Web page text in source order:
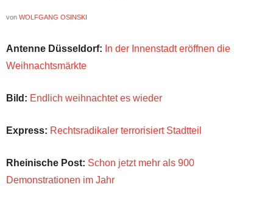
von WOLFGANG OSINSKI
Antenne Düsseldorf: In der Innenstadt eröffnen die
Weihnachtsmärkte
Bild: Endlich weihnachtet es wieder
Express: Rechtsradikaler terrorisiert Stadtteil
Rheinische Post: Schon jetzt mehr als 900
Demonstrationen im Jahr